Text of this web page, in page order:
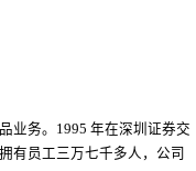
业务。1995 年在深圳证券交
有员工三万七千多人，公司